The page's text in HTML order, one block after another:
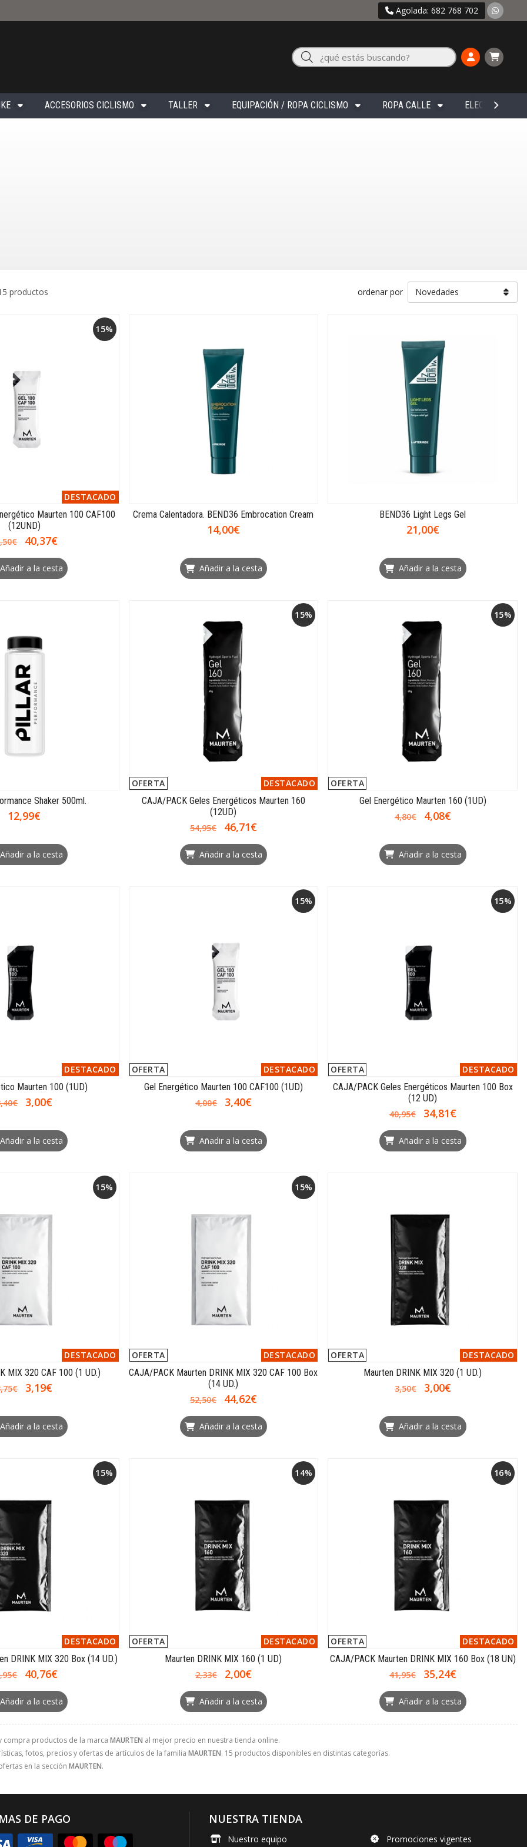
Agolada: 682 768 702
Buscar
ACCESORIOS CICLISMO TALLER EQUIPACIÓN / ROPA CICLISMO ROPA CALLE ELECTRÓNICA
compra productos de la marca MAURTEN al mejor precio en nuestra tienda online.
fotos, precios y ofertas de artículos de la familia MAURTEN. 15 productos disponibles en distintas categorías.
en la sección MAURTEN.
productos ordenar por
15%
DESTACADO
Maurten 100 CAF100
(12UND)
40,37€
Añadir a la cesta
Crema Calentadora. BEND36 Embrocation Cream
14,00€
Añadir a la cesta
BEND36 Light Legs Gel
21,00€
Añadir a la cesta
Shaker 500ml.
12,99€
Añadir a la cesta
15%
OFERTA
DESTACADO
CAJA/PACK Geles Energéticos Maurten 160
(12UD)
54,95€
46,71€
Añadir a la cesta
15%
OFERTA
Gel Energético Maurten 160 (1UD)
4,80€
4,08€
Añadir a la cesta
DESTACADO
Maurten 100 (1UD)
3,00€
Añadir a la cesta
15%
OFERTA
DESTACADO
Gel Energético Maurten 100 CAF100 (1UD)
4,00€
3,40€
Añadir a la cesta
15%
OFERTA
DESTACADO
CAJA/PACK Geles Energéticos Maurten 100 Box
(12 UD)
40,95€
34,81€
Añadir a la cesta
15%
DESTACADO
MIX 320 CAF 100 (1 UD.)
3,19€
Añadir a la cesta
15%
OFERTA
DESTACADO
CAJA/PACK Maurten DRINK MIX 320 CAF 100 Box
(14 UD.)
52,50€
44,62€
Añadir a la cesta
OFERTA
DESTACADO
Maurten DRINK MIX 320 (1 UD.)
3,50€
3,00€
Añadir a la cesta
15%
DESTACADO
DRINK MIX 320 Box (14 UD.)
40,76€
Añadir a la cesta
14%
OFERTA
DESTACADO
Maurten DRINK MIX 160 (1 UD)
2,33€
2,00€
Añadir a la cesta
16%
OFERTA
DESTACADO
CAJA/PACK Maurten DRINK MIX 160 Box (18 UN)
41,95€
35,24€
Añadir a la cesta
DE PAGO NUESTRA TIENDA
Nuestro equipo Promociones vigentes